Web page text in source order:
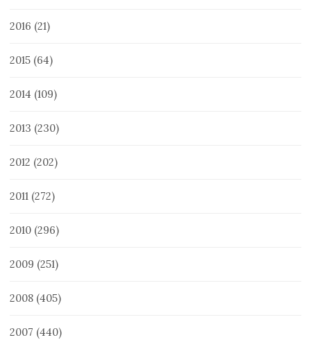
2016 (21)
2015 (64)
2014 (109)
2013 (230)
2012 (202)
2011 (272)
2010 (296)
2009 (251)
2008 (405)
2007 (440)